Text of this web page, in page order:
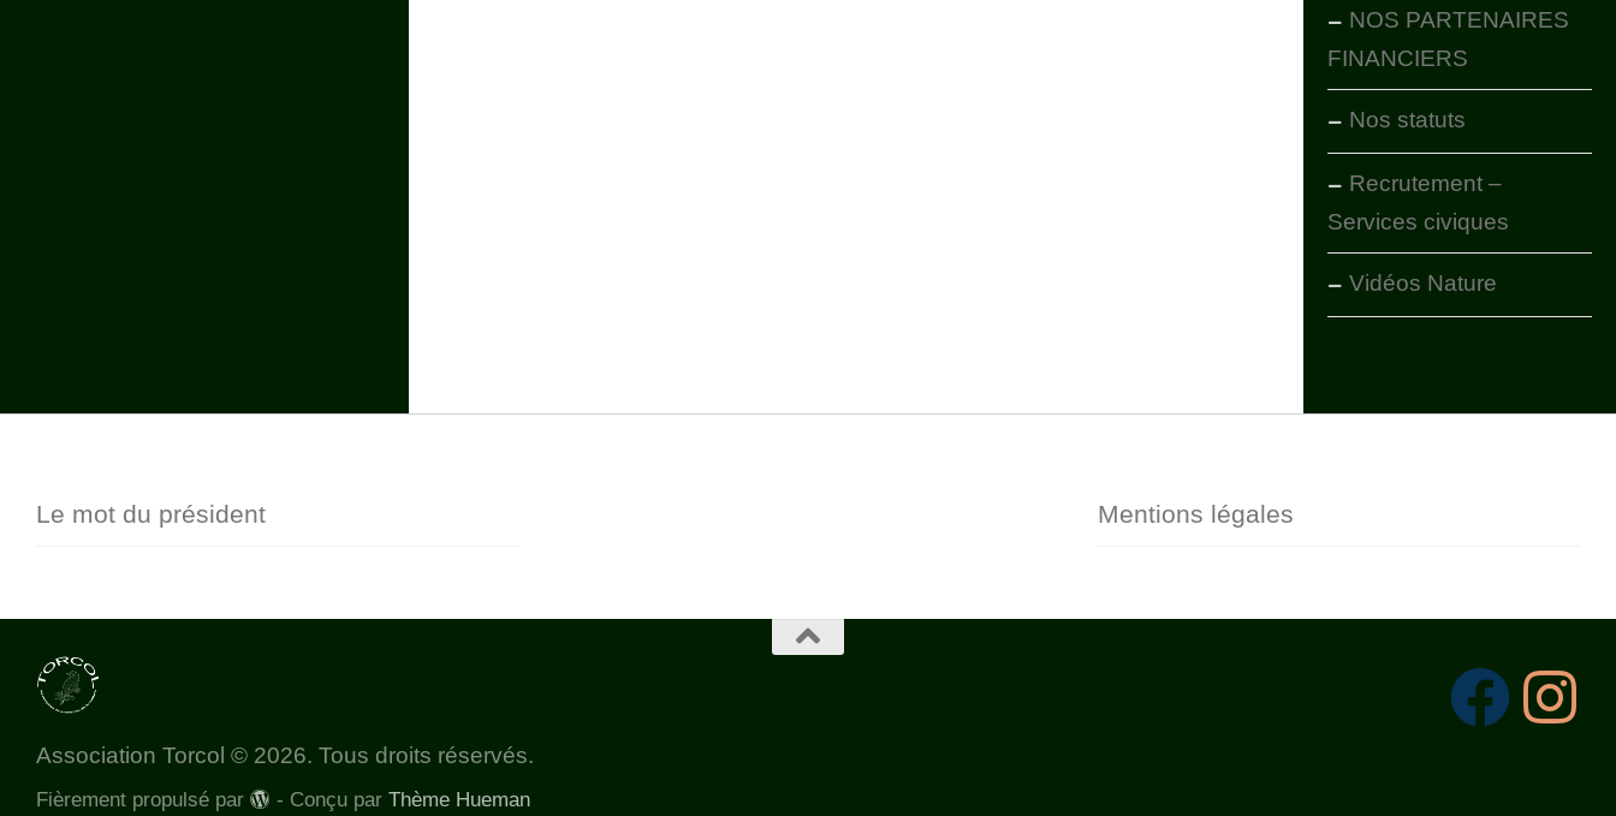
NOS PARTENAIRES
FINANCIERS
Nos statuts
Recrutement –
Services civiques
Vidéos Nature
Le mot du président Mentions légales
Association Torcol © 2026. Tous droits réservés.
Fièrement propulsé par - Conçu par Thème Hueman